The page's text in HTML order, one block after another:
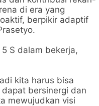
di era yang
berpikir adaptif
S dalam bekerja,
kita harus bisa
bersinergi dan
mewujudkan visi